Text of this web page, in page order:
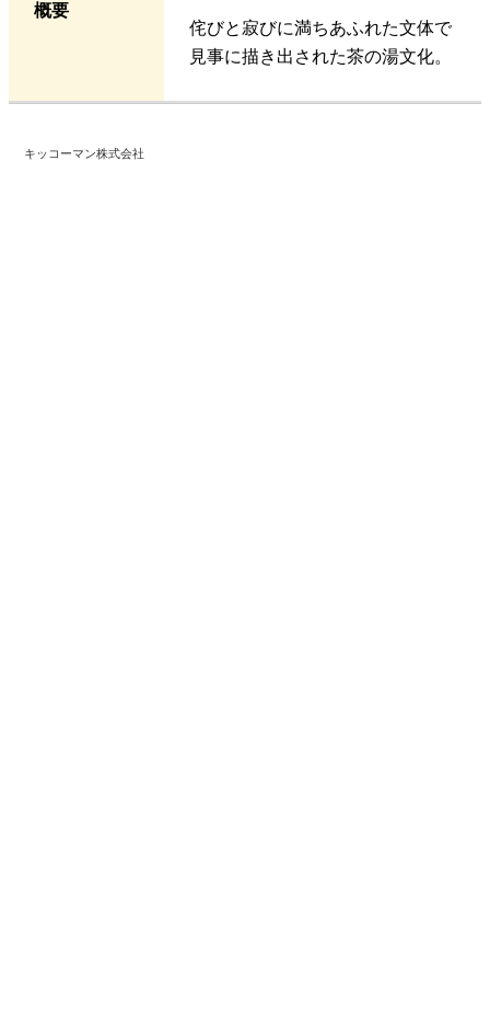
概要
侘びと寂びに満ちあふれた文体で
見事に描き出された茶の湯文化。
キッコーマン株式会社